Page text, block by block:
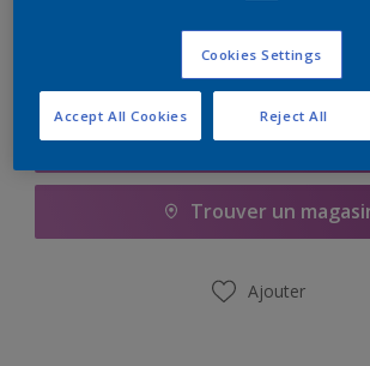
Ajouter à la liste
Trouver un
Ajouter
Cookies Settings
Reject All
Accept All Cookies